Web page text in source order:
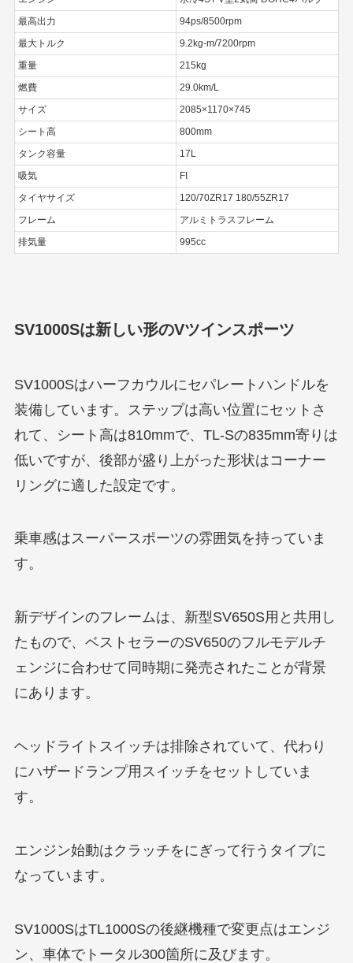
最高出力
94ps/8500rpm
最大トルク
9.2kg-m/7200rpm
重量
215kg
燃費
29.0km/L
サイズ
2085×1170×745
シート高
800mm
タンク容量
17L
吸気
FI
タイヤサイズ
120/70ZR17 180/55ZR17
フレーム
アルミトラスフレーム
排気量
995cc
SV1000Sは新しい形のVツインスポーツ
SV1000Sはハーフカウルにセパレートハンドルを
装備しています。ステップは高い位置にセットさ
れて、シート高は810mmで、TL-Sの835mm寄りは
低いですが、後部が盛り上がった形状はコーナー
リングに適した設定です。
乗車感はスーパースポーツの雰囲気を持っていま
す。
新デザインのフレームは、新型SV650S用と共用し
たもので、ベストセラーのSV650のフルモデルチ
ェンジに合わせて同時期に発売されたことが背景
にあります。
ヘッドライトスイッチは排除されていて、代わり
にハザードランプ用スイッチをセットしていま
す。
エンジン始動はクラッチをにぎって行うタイプに
なっています。
SV1000SはTL1000Sの後継機種で変更点はエンジ
ン、車体でトータル300箇所に及びます。